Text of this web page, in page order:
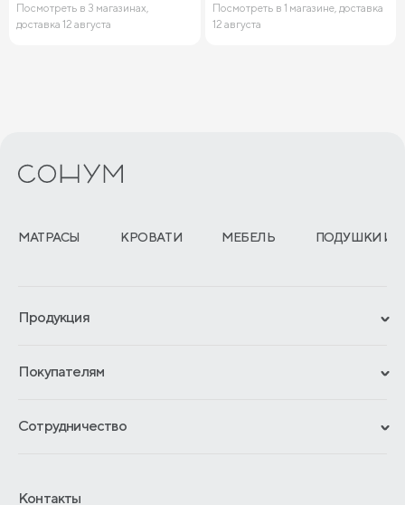
Посмотреть в 3 магазинах,
доставка 12 августа
Посмотреть в 1 магазине, доставка
12 августа
МАТРАСЫ КРОВАТИ МЕБЕЛЬ ПОДУШКИ И
Продукция
Гарантии
Покупателям
Обмен и возврат
Как оформить заказ
Сотрудничество
Отельерам
Контакты